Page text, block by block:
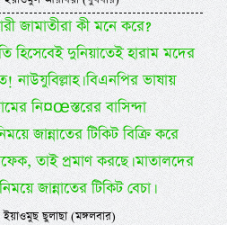
জামাতীরা কী মনে করে?
হিসেবেই দুনিয়াতেই হারাম মদের
নাউযুবিল্লাহ। বিএনপির ভাষায়
নি¤œস্তরের বাসিন্দা
জান্নাতের টিকিট বিক্রি করে
তাই প্রমাণ করছে। মাতালদের
জান্নাতের টিকিট বেচা।
ছুলাছা (মঙ্গলবার)